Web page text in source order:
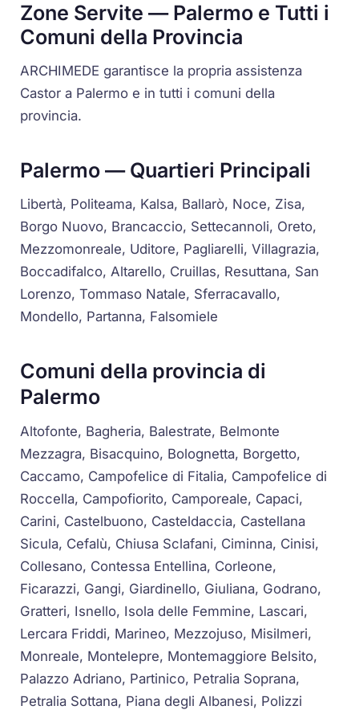
Zone Servite — Palermo e Tutti i
Comuni della Provincia
ARCHIMEDE garantisce la propria assistenza
Castor a Palermo e in tutti i comuni della
provincia.
Palermo — Quartieri Principali
Libertà, Politeama, Kalsa, Ballarò, Noce, Zisa,
Borgo Nuovo, Brancaccio, Settecannoli, Oreto,
Mezzomonreale, Uditore, Pagliarelli, Villagrazia,
Boccadifalco, Altarello, Cruillas, Resuttana, San
Lorenzo, Tommaso Natale, Sferracavallo,
Mondello, Partanna, Falsomiele
Comuni della provincia di
Palermo
Altofonte, Bagheria, Balestrate, Belmonte
Mezzagra, Bisacquino, Bolognetta, Borgetto,
Caccamo, Campofelice di Fitalia, Campofelice di
Roccella, Campofiorito, Camporeale, Capaci,
Carini, Castelbuono, Casteldaccia, Castellana
Sicula, Cefalù, Chiusa Sclafani, Ciminna, Cinisi,
Collesano, Contessa Entellina, Corleone,
Ficarazzi, Gangi, Giardinello, Giuliana, Godrano,
Gratteri, Isnello, Isola delle Femmine, Lascari,
Lercara Friddi, Marineo, Mezzojuso, Misilmeri,
Monreale, Montelepre, Montemaggiore Belsito,
Palazzo Adriano, Partinico, Petralia Soprana,
Petralia Sottana, Piana degli Albanesi, Polizzi